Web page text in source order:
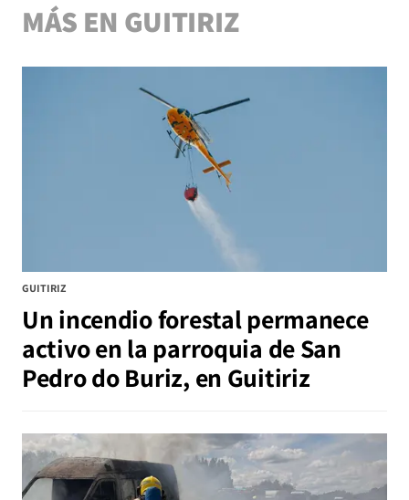
MÁS EN GUITIRIZ
GUITIRIZ
Un incendio forestal permanece
activo en la parroquia de San
Pedro do Buriz, en Guitiriz